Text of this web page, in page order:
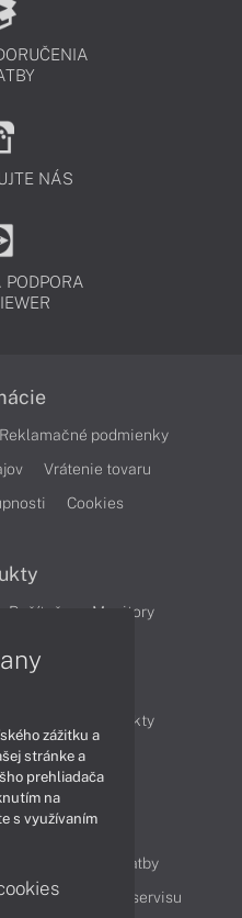
NÁS
Reklamačné podmienky
Vrátenie tovaru
Cookies
Počítače Monitory
Produkty
Videá
doručenia a platby
služby Cenník servisu
zážitku a
stránke a
prehliadača
na
s využívaním